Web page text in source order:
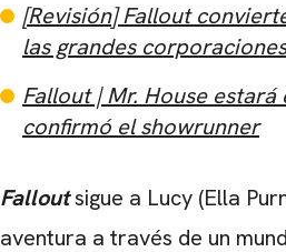
[Revisión] Fallout
las grandes
Fallout | Mr. House
confirmó el showrunner
Falloutsigue a Lucy (Ella
aventura a través de un